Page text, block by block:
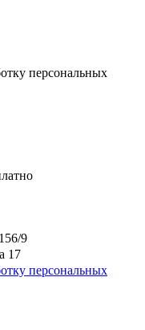
персональных
9
17
персональных